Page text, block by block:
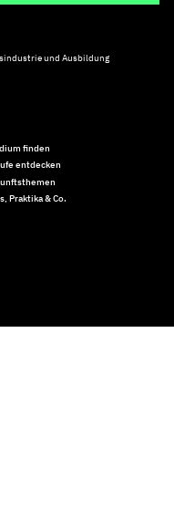
und Ausbildung
finden
entdecken
Praktika & Co.